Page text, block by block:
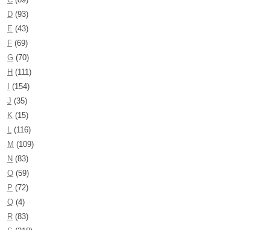
D (93)
E (43)
F (69)
G (70)
H (111)
(154)
J (35)
K (15)
L (116)
M (109)
N (83)
O (59)
P (72)
Q (4)
R (83)